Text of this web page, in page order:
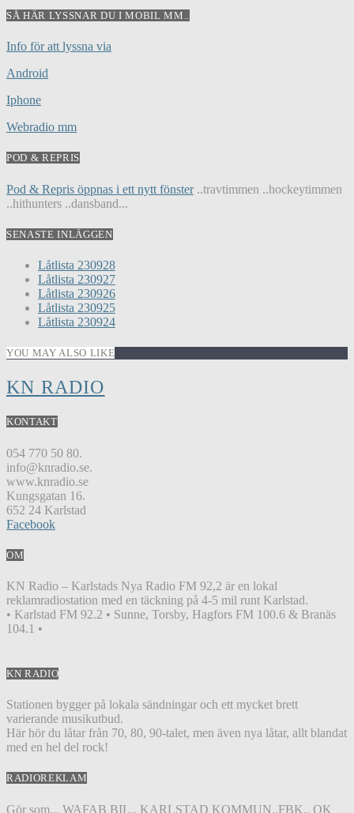
SÅ HÄR LYSSNAR DU I MOBIL MM..
Info för att lyssna via
Android
Iphone
Webradio mm
POD & REPRIS
Pod & Repris öppnas i ett nytt fönster..travtimmen ..hockeytimmen
..hithunters ..dansband...
SENASTE INLÄGGEN
Låtlista 230928
Låtlista 230927
Låtlista 230926
Låtlista 230925
Låtlista 230924
YOU MAY ALSO LIKE
KN RADIO
KONTAKT
054 770 50 80.
info@knradio.se.
www.knradio.se
Kungsgatan 16.
652 24 Karlstad
Facebook
OM
KN Radio – Karlstads Nya Radio FM 92,2 är en lokal
reklamradiostation med en täckning på 4-5 mil runt Karlstad.
• Karlstad FM 92.2 • Sunne, Torsby, Hagfors FM 100.6 & Branäs
104.1 •
KN RADIO
Stationen bygger på lokala sändningar och ett mycket brett
varierande musikutbud.
Här hör du låtar från 70, 80, 90-talet, men även nya låtar, allt blandat
med en hel del rock!
RADIOREKLAM
Gör som... WAFAB BIL.. KARLSTAD KOMMUN..FBK.. OK